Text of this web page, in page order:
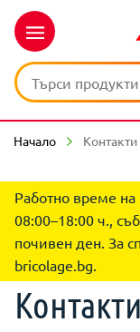
Начало Контакти
Работно време
08:00–18:00 ч.,
почивен ден. За
bricolage.bg.
Контакти